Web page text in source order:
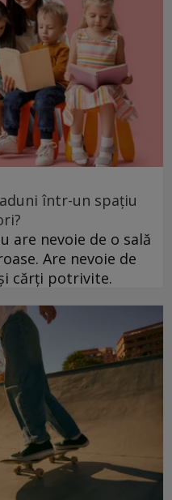
într-un spațiu
are nevoie de o sală
Are nevoie de
cărți potrivite.